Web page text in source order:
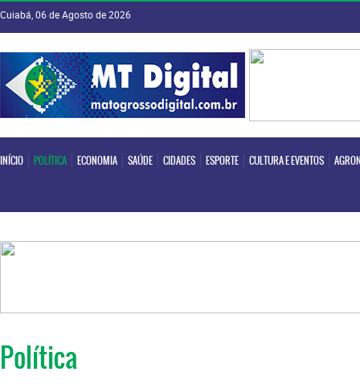
Cuiabá, 06 de Agosto de 2026
INÍCIO POLÍTICA ECONOMIA SAÚDE CIDADES ESPORTE CULTURA E EVENTOS
INÍCIO POLÍTICA ECONOMIA SAÚDE
Política